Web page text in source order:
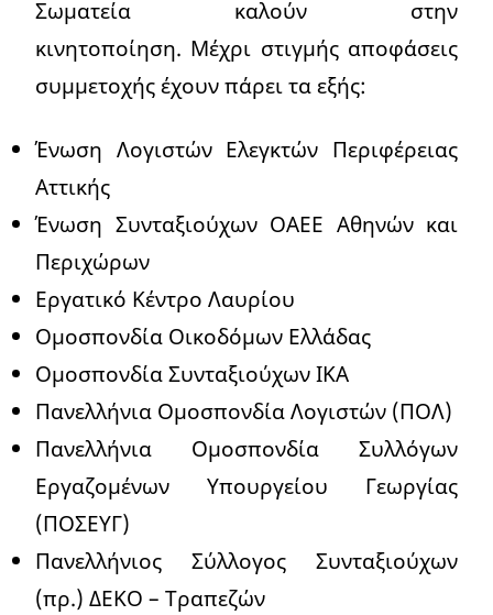
Σωματεία καλούν στην
κινητοποίηση. Μέχρι στιγμής αποφάσεις
συμμετοχής έχουν πάρει τα εξής:
Ένωση Λογιστών Ελεγκτών Περιφέρειας
Αττικής
Ένωση Συνταξιούχων ΟΑΕΕ Αθηνών και
Περιχώρων
Εργατικό Κέντρο Λαυρίου
Ομοσπονδία Οικοδόμων Ελλάδας
Ομοσπονδία Συνταξιούχων ΙΚΑ
Πανελλήνια Ομοσπονδία Λογιστών (ΠΟΛ)
Πανελλήνια Ομοσπονδία Συλλόγων
Εργαζομένων Υπουργείου Γεωργίας
(ΠΟΣΕΥΓ)
Πανελλήνιος Σύλλογος Συνταξιούχων
(πρ.) ΔΕΚΟ – Τραπεζών